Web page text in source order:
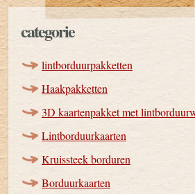
categorie
lintborduurpakketten
Haakpakketten
3D kaartenpakket met
Lintborduurkaarten
Kruissteek borduren
Borduurkaarten